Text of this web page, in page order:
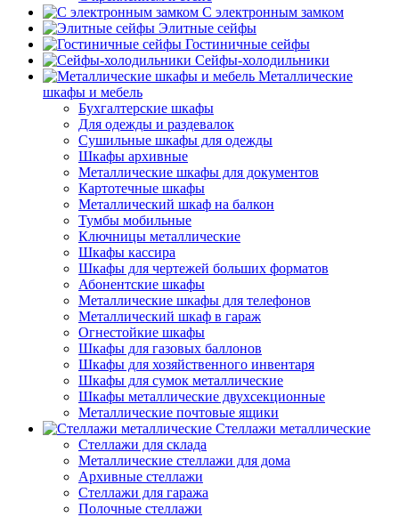
С электронным замком
Элитные сейфы
Гостиничные сейфы
Сейфы-холодильники
Металлические
шкафы и мебель
Бухгалтерские шкафы
Для одежды и раздевалок
Сушильные шкафы для одежды
Шкафы архивные
Металлические шкафы для документов
Картотечные шкафы
Металлический шкаф на балкон
Тумбы мобильные
Ключницы металлические
Шкафы кассира
Шкафы для чертежей больших форматов
Абонентские шкафы
Металлические шкафы для телефонов
Металлический шкаф в гараж
Огнестойкие шкафы
Шкафы для газовых баллонов
Шкафы для хозяйственного инвентаря
Шкафы для сумок металлические
Шкафы металлические двухсекционные
Металлические почтовые ящики
Стеллажи металлические
Стеллажи для склада
Металлические стеллажи для дома
Архивные стеллажи
Стеллажи для гаража
Полочные стеллажи